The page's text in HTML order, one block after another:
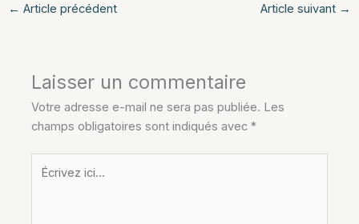
← Article précédent Article suivant →
Laisser un commentaire
Votre adresse e-mail ne sera pas publiée. Les
champs obligatoires sont indiqués avec*
Écrivez
ici…